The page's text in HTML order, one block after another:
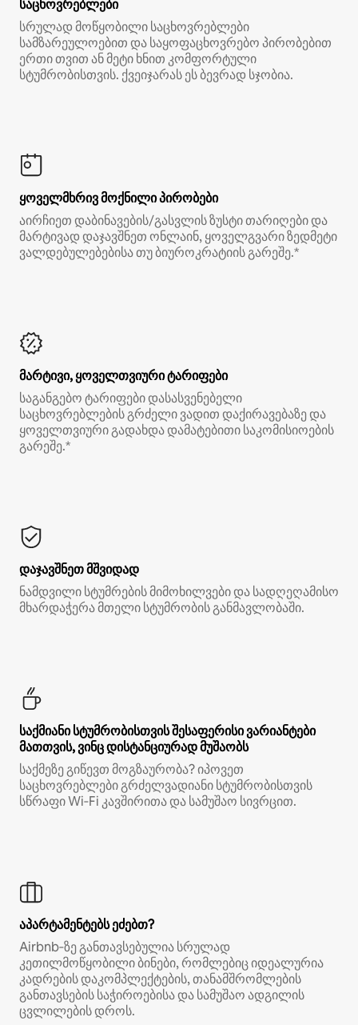
საცხოვრებლები
სრულად მოწყობილი საცხოვრებლები
სამზარეულოებით და საყოფაცხოვრებო პირობებით
ერთი თვით ან მეტი ხნით კომფორტული
სტუმრობისთვის. ქვეიჯარას ეს ბევრად სჯობია.
ყოველმხრივ მოქნილი პირობები
აირჩიეთ დაბინავების/გასვლის ზუსტი თარიღები და
მარტივად დაჯავშნეთ ონლაინ, ყოველგვარი ზედმეტი
ვალდებულებებისა თუ ბიუროკრატიის გარეშე.*
მარტივი, ყოველთვიური ტარიფები
საგანგებო ტარიფები დასასვენებელი
საცხოვრებლების გრძელი ვადით დაქირავებაზე და
ყოველთვიური გადახდა დამატებითი საკომისიოების
გარეშე.*
დაჯავშნეთ მშვიდად
ნამდვილი სტუმრების მიმოხილვები და სადღეღამისო
მხარდაჭერა მთელი სტუმრობის განმავლობაში.
საქმიანი სტუმრობისთვის შესაფერისი ვარიანტები
მათთვის, ვინც დისტანციურად მუშაობს
საქმეზე გიწევთ მოგზაურობა? იპოვეთ
საცხოვრებლები გრძელვადიანი სტუმრობისთვის
სწრაფი Wi‑Fi კავშირითა და სამუშაო სივრცით.
აპარტამენტებს ეძებთ?
Airbnb‑ზე განთავსებულია სრულად
კეთილმოწყობილი ბინები, რომლებიც იდეალურია
კადრების დაკომპლექტების, თანამშრომლების
განთავსების საჭიროებისა და სამუშაო ადგილის
ცვლილების დროს.